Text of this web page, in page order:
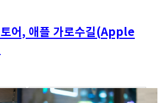
어, 애플 가로수길(Apple